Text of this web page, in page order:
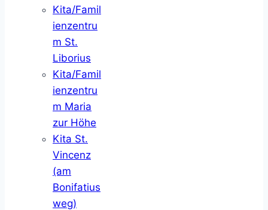
Kita/Famil
ienzentru
m St.
Liborius
Kita/Famil
ienzentru
m Maria
zur Höhe
Kita St.
Vincenz
(am
Bonifatius
weg)